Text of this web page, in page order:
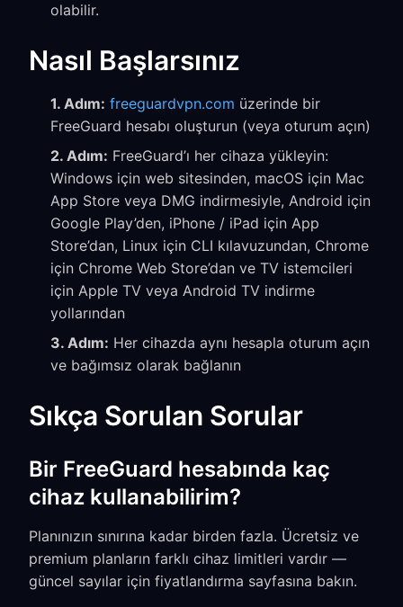
olabilir.
Nasıl Başlarsınız
1. Adım: freeguardvpn.com üzerinde bir
FreeGuard hesabı oluşturun (veya oturum açın)
2. Adım: FreeGuard’ı her cihaza yükleyin:
Windows için web sitesinden, macOS için Mac
App Store veya DMG indirmesiyle, Android için
Google Play’den, iPhone / iPad için App
Store’dan, Linux için CLI kılavuzundan, Chrome
için Chrome Web Store’dan ve TV istemcileri
için Apple TV veya Android TV indirme
yollarından
3. Adım: Her cihazda aynı hesapla oturum açın
ve bağımsız olarak bağlanın
Sıkça Sorulan Sorular
Bir FreeGuard hesabında kaç
cihaz kullanabilirim?
Planınızın sınırına kadar birden fazla. Ücretsiz ve
premium planların farklı cihaz limitleri vardır —
güncel sayılar için fiyatlandırma sayfasına bakın.